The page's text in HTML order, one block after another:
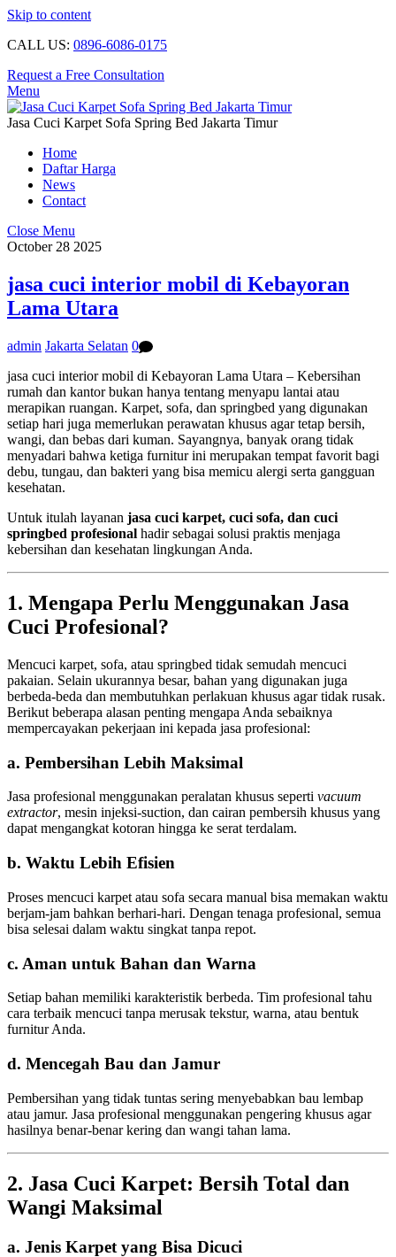
Skip to content
CALL US: 0896-6086-0175
Request a Free Consultation
Menu
Jasa Cuci Karpet Sofa Spring Bed Jakarta Timur
Home
Daftar Harga
News
Contact
Close Menu
October 28 2025
jasa cuci interior mobil di Kebayoran
Lama Utara
admin Jakarta Selatan 0
jasa cuci interior mobil di Kebayoran Lama Utara – Kebersihan
rumah dan kantor bukan hanya tentang menyapu lantai atau
merapikan ruangan. Karpet, sofa, dan springbed yang digunakan
setiap hari juga memerlukan perawatan khusus agar tetap bersih,
wangi, dan bebas dari kuman. Sayangnya, banyak orang tidak
menyadari bahwa ketiga furnitur ini merupakan tempat favorit bagi
debu, tungau, dan bakteri yang bisa memicu alergi serta gangguan
kesehatan.
Untuk itulah layanan jasa cuci karpet, cuci sofa, dan cuci
springbed profesional hadir sebagai solusi praktis menjaga
kebersihan dan kesehatan lingkungan Anda.
1. Mengapa Perlu Menggunakan Jasa
Cuci Profesional?
Mencuci karpet, sofa, atau springbed tidak semudah mencuci
pakaian. Selain ukurannya besar, bahan yang digunakan juga
berbeda-beda dan membutuhkan perlakuan khusus agar tidak rusak.
Berikut beberapa alasan penting mengapa Anda sebaiknya
mempercayakan pekerjaan ini kepada jasa profesional:
a. Pembersihan Lebih Maksimal
Jasa profesional menggunakan peralatan khusus seperti vacuum
extractor, mesin injeksi-suction, dan cairan pembersih khusus yang
dapat mengangkat kotoran hingga ke serat terdalam.
b. Waktu Lebih Efisien
Proses mencuci karpet atau sofa secara manual bisa memakan waktu
berjam-jam bahkan berhari-hari. Dengan tenaga profesional, semua
bisa selesai dalam waktu singkat tanpa repot.
c. Aman untuk Bahan dan Warna
Setiap bahan memiliki karakteristik berbeda. Tim profesional tahu
cara terbaik mencuci tanpa merusak tekstur, warna, atau bentuk
furnitur Anda.
d. Mencegah Bau dan Jamur
Pembersihan yang tidak tuntas sering menyebabkan bau lembap
atau jamur. Jasa profesional menggunakan pengering khusus agar
hasilnya benar-benar kering dan wangi tahan lama.
2. Jasa Cuci Karpet: Bersih Total dan
Wangi Maksimal
a. Jenis Karpet yang Bisa Dicuci